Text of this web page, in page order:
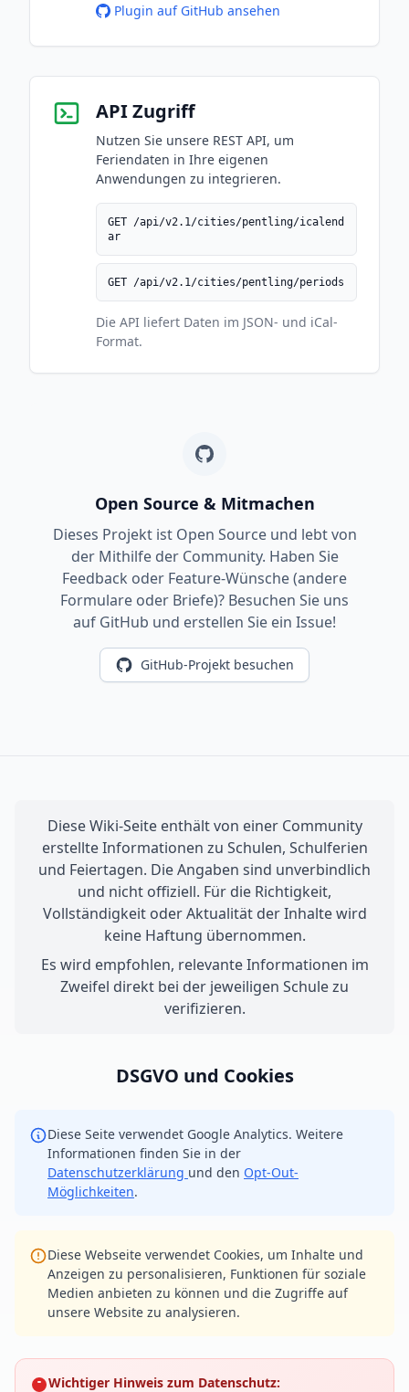
Plugin auf GitHub ansehen
API Zugriff
Nutzen Sie unsere REST API, um
Feriendaten in Ihre eigenen
Anwendungen zu integrieren.
GET /api/v2.1/cities/pentling/icalend
ar
GET /api/v2.1/cities/pentling/periods
Die API liefert Daten im JSON- und iCal-
Format.
Open Source & Mitmachen
Dieses Projekt ist Open Source und lebt von
der Mithilfe der Community. Haben Sie
Feedback oder Feature-Wünsche (andere
Formulare oder Briefe)? Besuchen Sie uns
auf GitHub und erstellen Sie ein Issue!
GitHub-Projekt besuchen
Diese Wiki-Seite enthält von einer Community
erstellte Informationen zu Schulen, Schulferien
und Feiertagen. Die Angaben sind unverbindlich
und nicht offiziell. Für die Richtigkeit,
Vollständigkeit oder Aktualität der Inhalte wird
keine Haftung übernommen.
Es wird empfohlen, relevante Informationen im
Zweifel direkt bei der jeweiligen Schule zu
verifizieren.
DSGVO und Cookies
Diese Seite verwendet Google Analytics. Weitere
Informationen finden Sie in der
Datenschutzerklärung und den Opt-Out-
Möglichkeiten.
Diese Webseite verwendet Cookies, um Inhalte und
Anzeigen zu personalisieren, Funktionen für soziale
Medien anbieten zu können und die Zugriffe auf
unsere Website zu analysieren.
Wichtiger Hinweis zum Datenschutz: